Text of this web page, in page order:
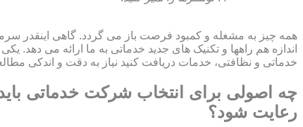
همه چیز به مشغله و کمبود فرصت باز می گردد. گاهی اینقدر
اندازه هم راهها و تکنیک های جدید خدماتی به ما ارائه می دهد.
خدماتی و نظافتی، خدمات دریافت کنید نیاز به دقت و اندکی
چه اصولی برای انتخاب شرکت خدماتی
رعایت شود؟